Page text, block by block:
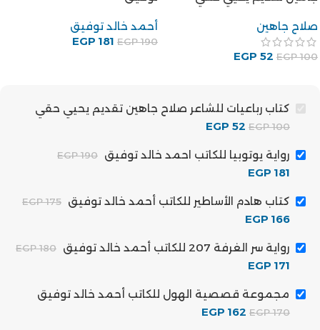
صلاح جاهين
EGP100
EGP 52
أحمد خالد توفيق
EGP190
EGP 181
كتاب رباعيات للشاعر صلاح جاهين تقديم يحيي حقي
EGP100
EGP 52
رواية يوتوبيا للكاتب احمد خالد توفيق EGP190
EGP 181
كتاب هادم الأساطير للكاتب أحمد خالد توفيق EGP175
EGP 166
رواية سر الغرفة 207 للكاتب أحمد خالد توفيق EGP180
EGP 171
مجموعة قصصية الهول للكاتب أحمد خالد توفيق
EGP170
EGP 162